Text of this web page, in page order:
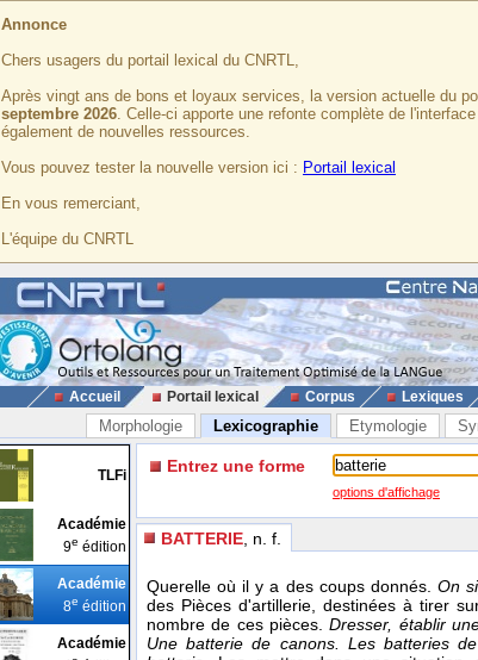
Annonce
Chers usagers du portail lexical du CNRTL,
Après vingt ans de bons et loyaux services, la version actuelle du
septembre 2026. Celle-ci apporte une refonte complète de
également de nouvelles ressources.
Vous pouvez tester la nouvelle version ici : Portail lexical
En vous remerciant,
L'équipe du CNRTL
Accueil Portail lexical Corpus Lexiques
Morphologie Lexicographie Etymologie
TLFi
Académie
9e édition
Académie
8e édition
Académie
Entrez une forme
options d'affichage
BATTERIE , n. f.
Querelle où il y a des coups donnés. On
des Pièces d'artillerie, destinées à tirer
nombre de ces pièces.Dresser, établir
Une batterie de canons. Les batteries